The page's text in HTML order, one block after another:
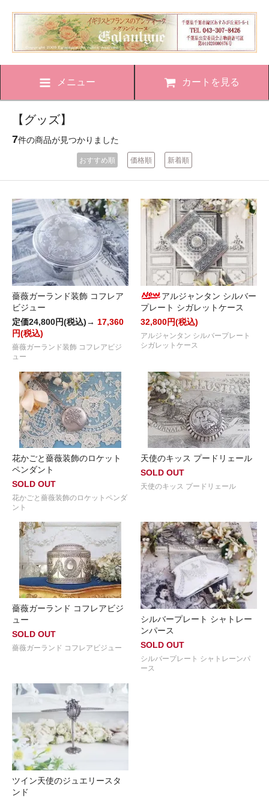
メニュー カートを見る
【グッズ】
7件の商品が見つかりました
おすすめ順 価格順 新着順
薔薇ガーランド装飾 コフレア
ビジュー
定価24,800円(税込)→ 17,360
円(税込)
薔薇ガーランド装飾 コフレアビジ
ュー
アルジャンタン シルバー
プレート シガレットケース
32,800円(税込)
アルジャンタン シルバープレート
シガレットケース
花かごと薔薇装飾のロケット
ペンダント
SOLD OUT
花かごと薔薇装飾のロケットペンダ
ント
天使のキッス プードリェール
SOLD OUT
天使のキッス プードリェール
薔薇ガーランド コフレアビジ
ュー
SOLD OUT
薔薇ガーランド コフレアビジュー
シルバープレート シャトレー
ンパース
SOLD OUT
シルバープレート シャトレーンパ
ース
ツイン天使のジュエリースタ
ンド